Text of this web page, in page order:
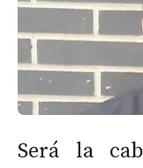
Será la